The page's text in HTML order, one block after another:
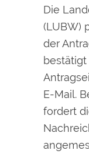
Die
(LUBW)
der
E-Mail.
fordert